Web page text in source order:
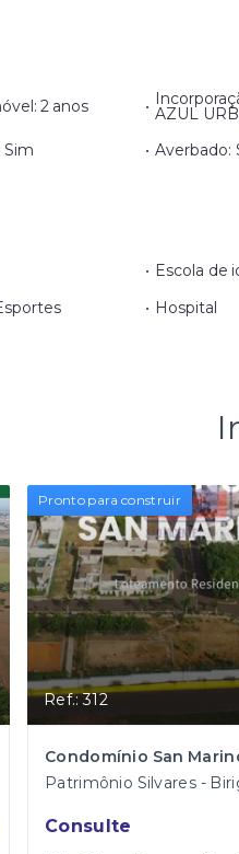
2 anos • AZUL
Sim • Averbado:
• Escola de
• Hospital
Pronto para construir
Ref.: 312
Patrimônio Silvares -
Consulte